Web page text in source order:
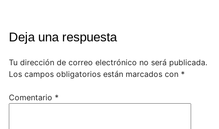
Deja una respuesta
Tu dirección de correo electrónico no será publicada.
Los campos obligatorios están marcados con *
Comentario *